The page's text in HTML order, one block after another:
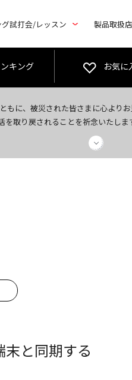
試打会/レッスン 製品取扱
キング お気に
に、被災された皆さまに心よりお
取り戻されることを祈念いたしま
合わせ＞
ポンプレゼント！
と同期する